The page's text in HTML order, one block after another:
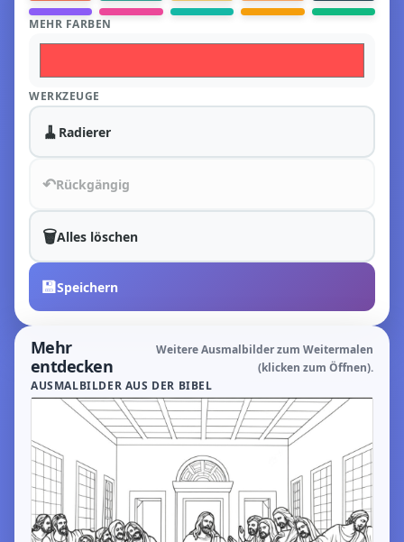
MEHR FARBEN
WERKZEUGE
🧹 Radierer
↶Rückgängig
🗑️Alles löschen
💾Speichern
Mehr
entdecken
Weitere Ausmalbilder zum Weitermalen
(klicken zum Öffnen).
AUSMALBILDER AUS DER BIBEL